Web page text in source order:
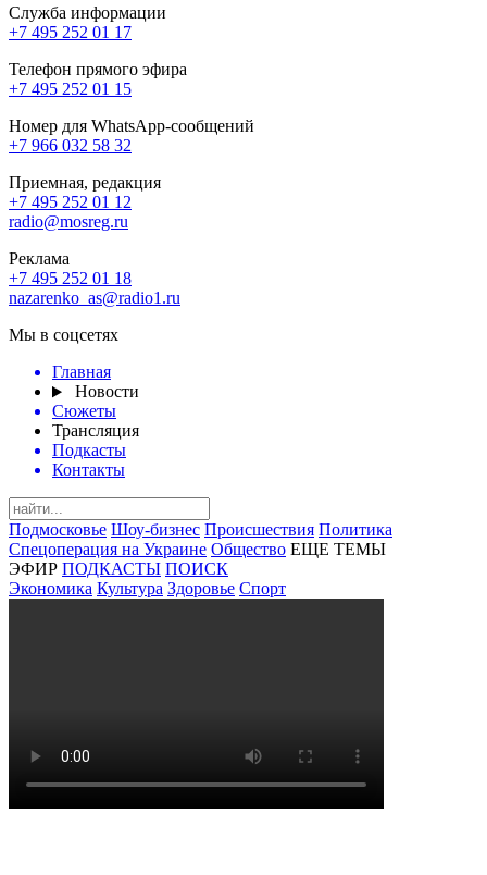
Служба информации
+7 495 252 01 17
Телефон прямого эфира
+7 495 252 01 15
Номер для WhatsApp-сообщений
+7 966 032 58 32
Приемная, редакция
+7 495 252 01 12
radio@mosreg.ru
Реклама
+7 495 252 01 18
nazarenko_as@radio1.ru
Мы в соцсетях
Главная
Новости
Сюжеты
Трансляция
Подкасты
Контакты
Подмосковье Шоу-бизнес Происшествия Политика
Спецоперация на Украине Общество ЕЩЕ ТЕМЫ
ЭФИР ПОДКАСТЫ ПОИСК
Экономика Культура Здоровье Спорт